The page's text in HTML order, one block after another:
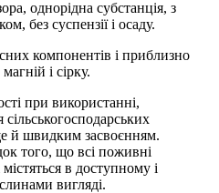
однорідна субстанція, з
без суспензії і осаду.
компонентів і приблизно
і сірку.
при використанні,
й швидким засвоєнням.
того, що всі поживні
в доступному і
вигляді.